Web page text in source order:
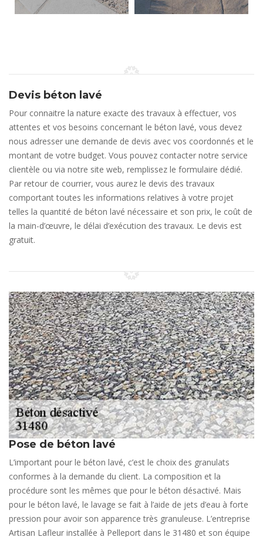
Devis béton lavé
Pour connaitre la nature exacte des travaux à effectuer, vos
attentes et vos besoins concernant le béton lavé, vous devez
nous adresser une demande de devis avec vos coordonnés et le
montant de votre budget. Vous pouvez contacter notre service
clientèle ou via notre site web, remplissez le formulaire dédié.
Par retour de courrier, vous aurez le devis des travaux
comportant toutes les informations relatives à votre projet
telles la quantité de béton lavé nécessaire et son prix, le coût de
la main-d’œuvre, le délai d’exécution des travaux. Le devis est
gratuit.
Pose de béton lavé
L’important pour le béton lavé, c’est le choix des granulats
conformes à la demande du client. La composition et la
procédure sont les mêmes que pour le béton désactivé. Mais
pour le béton lavé, le lavage se fait à l’aide de jets d’eau à forte
pression pour avoir son apparence très granuleuse. L’entreprise
Artisan Lafleur installée à Pelleport dans le 31480 et son équipe